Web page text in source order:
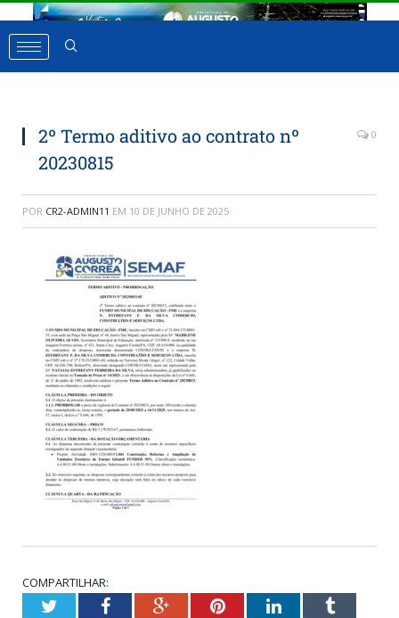
2º Termo aditivo ao contrato nº
20230815
0
POR CR2-ADMIN11 EM 10 DE JUNHO DE 2025
COMPARTILHAR:
TwitterFacebookGoogle+Pinterest
LinkedIn